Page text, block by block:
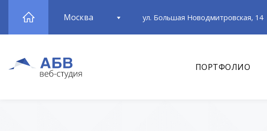
Москва ул. Большая Новодмитровская, 14
ПОРТФОЛИО